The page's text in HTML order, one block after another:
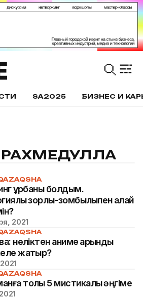
SA2025 БИЗНЕС И
құрбаны болдым.
зорлық-зомбылықпен қалай
2021
неліктен аниме қарқынды
жатыр?
толы 5 мистикалық әңгіме